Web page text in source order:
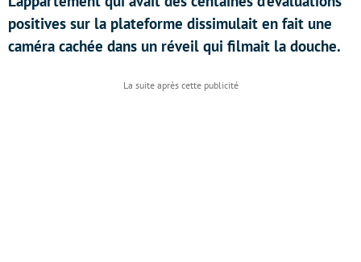
positives sur la plateforme dissimulait en fait une
caméra cachée dans un réveil qui filmait la douche.